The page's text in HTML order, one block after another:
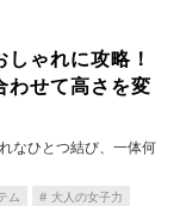
しゃれに攻略！
わせて高さを変
なひとつ結び、一体何
ム 大人の女子力